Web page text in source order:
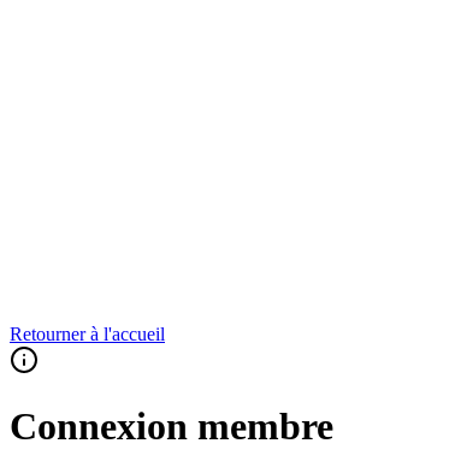
Retourner à l'accueil
Connexion membre